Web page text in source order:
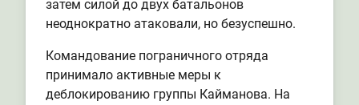
затем силой до двух батальонов
неоднократно атаковали, но безуспешно.
Командование пограничного отряда
принимало активные меры к
деблокированию группы Кайманова. На